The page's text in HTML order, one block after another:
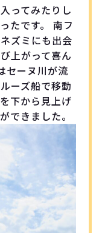
ってみたりし
たです。 南フ
ズミにも出会
上がって喜ん
セーヌ川が流
ーズ船で移動
下から見上げ
できました。